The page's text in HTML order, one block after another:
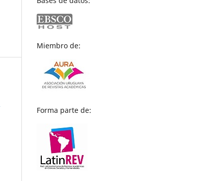
Miembro de:
Forma parte de: